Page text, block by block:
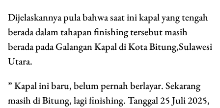
Dijelaskannya pula bahwa saat ini kapal yang tengah
berada dalam tahapan finishing tersebut masih
berada pada Galangan Kapal di Kota Bitung,Sulawesi
Utara.
” Kapal ini baru, belum pernah berlayar. Sekarang
masih di Bitung, lagi finishing. Tanggal 25 Juli 2025,